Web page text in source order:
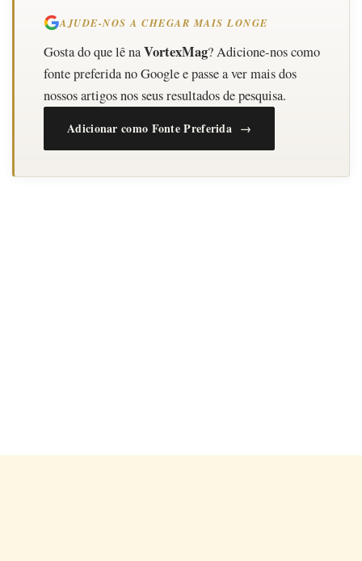
AJUDE-NOS A CHEGAR MAIS LONGE
Gosta do que lê naVortexMag? Adicione-nos como
fonte preferida no Google e passe a ver mais dos
nossos artigos nos seus resultados de pesquisa.
Adicionar como Fonte Preferida →